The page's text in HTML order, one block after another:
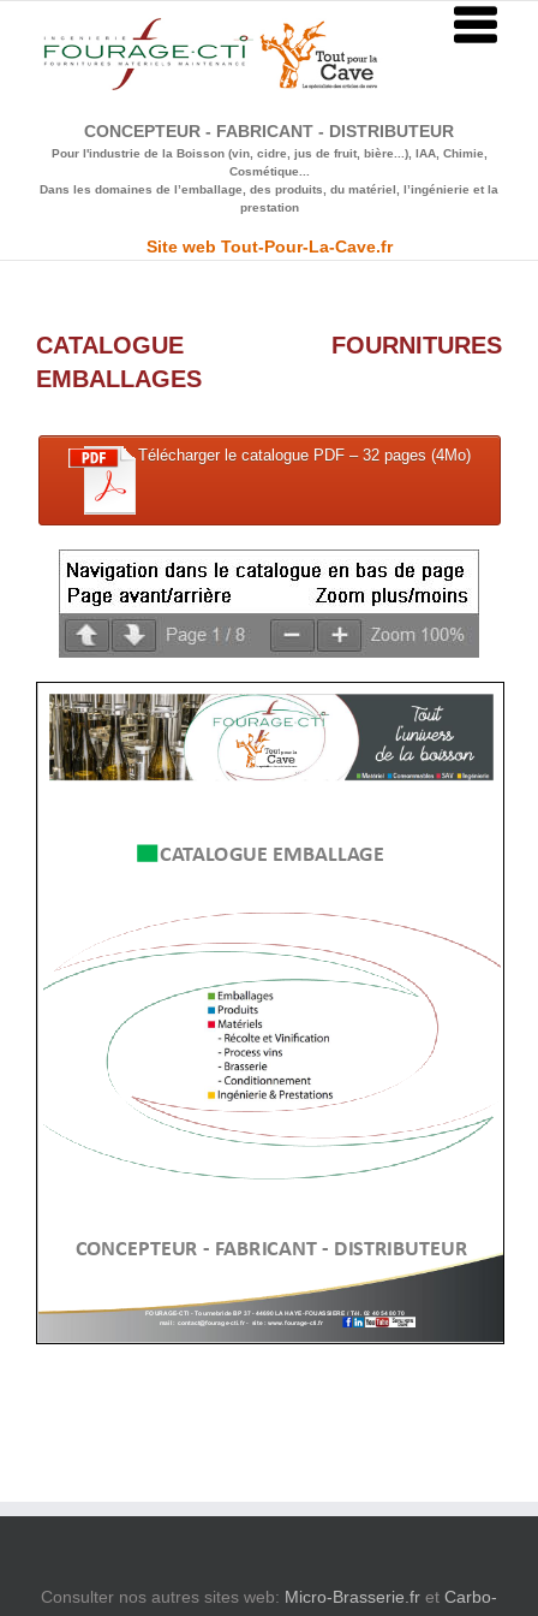
contenu
CONCEPTEUR - FABRICANT - DISTRIBUTEUR
Pour l'industrie de la Boisson (vin, cidre, jus de fruit, bière...), IAA, Chimie,
Cosmétique...
Dans les domaines de l’emballage, des produits, du matériel, l’ingénierie et la
prestation
Site web Tout-Pour-La-Cave.fr
CATALOGUE FOURNITURES
EMBALLAGES
Télécharger le catalogue PDF – 32 pages (4Mo)
Consulter nos autres sites web: Micro-Brasserie.fr et Carbo-